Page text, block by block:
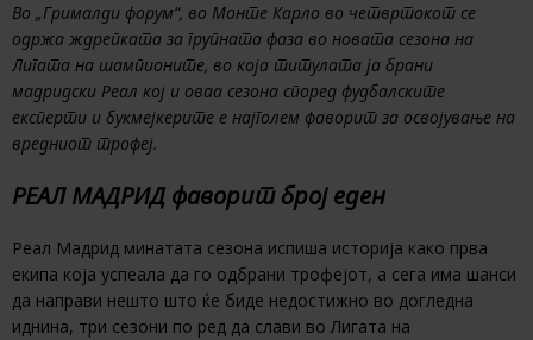
Во „Грималди форум“, во Монте Карло во четвртокот се
одржа ждрепката за групната фаза во новата сезона на
Лигата на шампионите, во која титулата ја брани
мадридски Реал кој и оваа сезона според фудбалските
експерти и букмејкерите е најголем фаворит за освојување на
вредниот трофеј.
РЕАЛ МАДРИД фаворит број еден
Реал Мадрид минатата сезона испиша историја како прва
екипа која успеала да го одбрани трофејот, а сега има шанси
да направи нешто што ќе биде недостижно во догледна
иднина, три сезони по ред да слави во Лигата на